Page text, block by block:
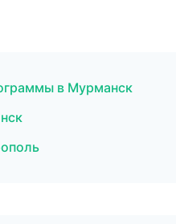
в Мурманск